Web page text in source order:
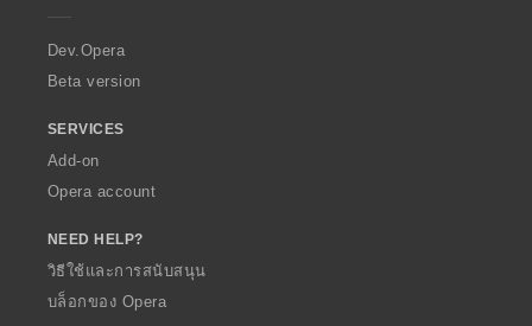
a
Dev.Opera
Beta version
SERVICES
Add-on
Opera account
NEED HELP?
วิธีใช้และการสนับสนุน
บล็อกของ Opera